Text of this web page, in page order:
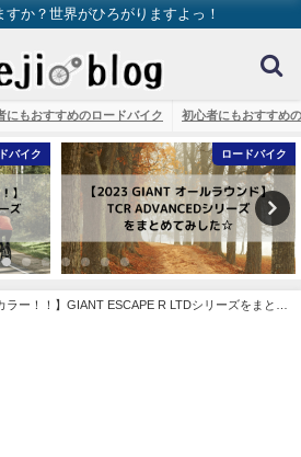
すか？世界がひろがりますよっ！
にもおすすめのロードバイク 初心者にもおすすめ
ロードバイク クロス
ラー！！】GIANT ESCAPE R LTDシリーズをまとめ